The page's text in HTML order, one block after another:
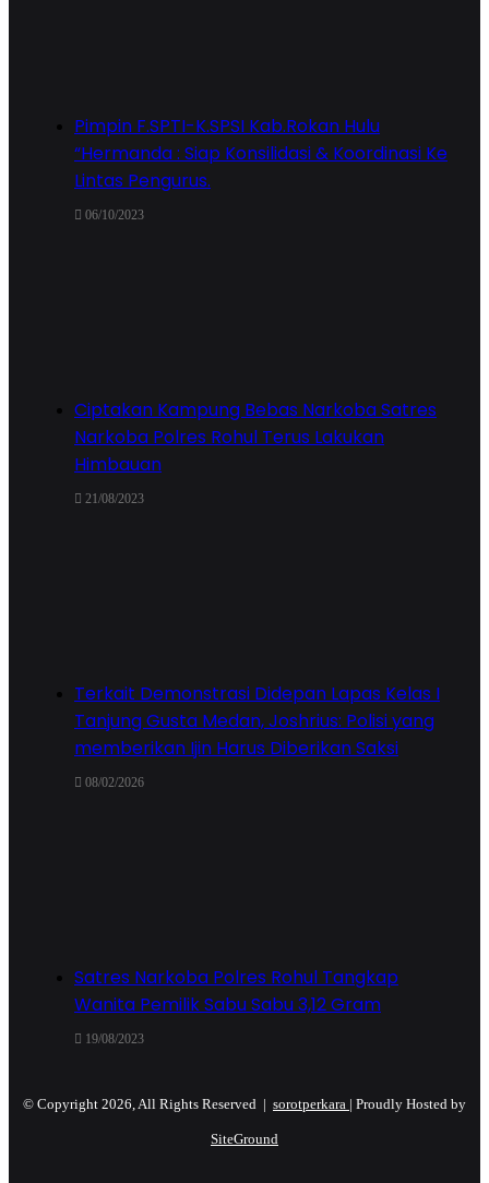
Pimpin F.SPTI-K.SPSI Kab.Rokan Hulu
“Hermanda : Siap Konsilidasi & Koordinasi Ke
Lintas Pengurus.
06/10/2023
Ciptakan Kampung Bebas Narkoba Satres
Narkoba Polres Rohul Terus Lakukan
Himbauan
21/08/2023
Terkait Demonstrasi Didepan Lapas Kelas I
Tanjung Gusta Medan, Joshrius: Polisi yang
memberikan Ijin Harus Diberikan Saksi
08/02/2026
Satres Narkoba Polres Rohul Tangkap
Wanita Pemilik Sabu Sabu 3,12 Gram
19/08/2023
© Copyright 2026, All Rights Reserved | sorotperkara | Proudly Hosted by
SiteGround